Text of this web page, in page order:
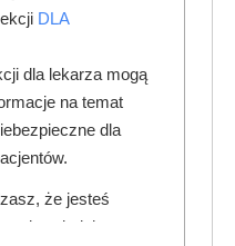
telefoniczny
danych
za
DLA
dla lekarza mogą
na temat
dla
że jesteś
odpowiednią